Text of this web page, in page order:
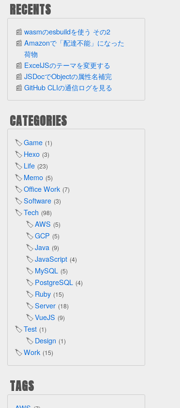
| %{
RECENTS
wasmのesbuildを使う その2
Amazonで「配達不能」になった
荷物
ExcelJSのテーマを変更する
JSDocでObjectの属性名補完
GitHub CLIの通信ログを見る
CATEGORIES
Game 1
Hexo 3
Life 23
Memo 5
Office Work 7
Software 3
Tech 98
AWS 5
GCP 5
Java 9
JavaScript 4
MySQL 5
PostgreSQL 4
Ruby 15
Server 18
VueJS 9
Test 1
Design 1
Work 15
TAGS